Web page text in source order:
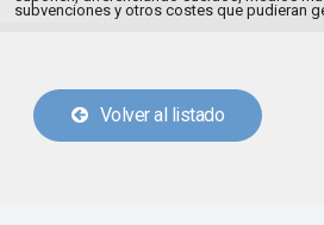
subvenciones y otros costes que pudieran
Volver al listado